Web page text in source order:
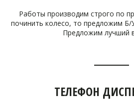
Работы производим строго по
починить колесо, то предложим Б/
Предложим лучший
ТЕЛЕФОН